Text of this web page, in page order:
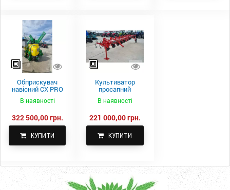
Обприскувач
навісний CX PRO
В наявності
322 500,00 грн.
КУПИТИ
Культиватор
просапний
КПН-5,6-05
В наявності
221 000,00 грн.
КУПИТИ